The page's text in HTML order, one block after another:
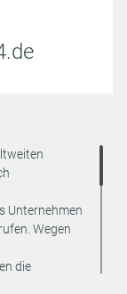
Unternehmen
Wegen
die